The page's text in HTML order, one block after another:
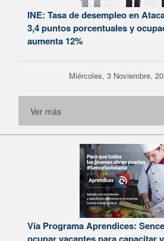
INE: Tasa de desempleo en
3,4 puntos porcentuales y
aumenta 12%
Miércoles, 3 Noviembre,
Ver más
Vía Programa Aprendices: